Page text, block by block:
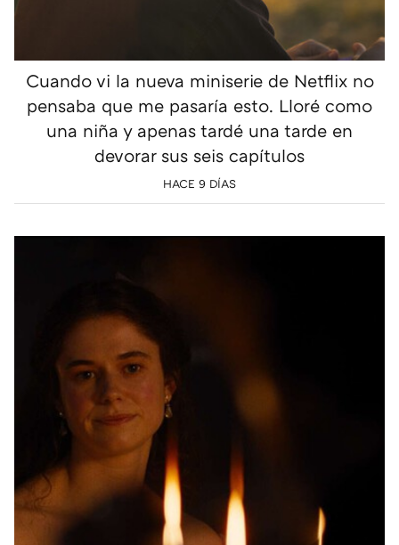
Cuando vi la nueva miniserie de Netflix no
pensaba que me pasaría esto. Lloré como
una niña y apenas tardé una tarde en
devorar sus seis capítulos
HACE 9 DÍAS